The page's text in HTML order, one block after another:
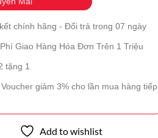
chính hãng - Đổi trả trong 07 ngày
Giao Hàng Hóa Đơn Trên 1 Triệu
tặng 1
giảm 3% cho lần mua hàng tiếp
Add to wishlist